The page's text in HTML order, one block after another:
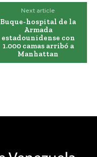
Next article
Buque-hospital de la
Armada
estadounidense con
1.000 camas arribó a
Manhattan